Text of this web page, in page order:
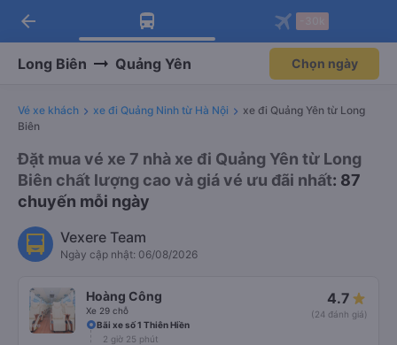
Tải app Vexere ngay!
Nhận ưu đãi thành viên độc
Mở app
Tải app Vexere
-30k/ghế khi đặt vé máy bay qua
Mở app
arrow_back
Long Biên Quảng Yên Chọn ngày
Vé xe khách xe đi Quảng Ninh từ Hà Nội
xe đi Quảng Yên từ Long
Biên
Đặt mua vé xe 7 nhà xe đi Quảng Yên từ Long
Biên chất lượng cao và giá vé ưu đãi nhất: 87
chuyến mỗi ngày
Vexere Team
Ngày cập nhật: 06/08/2026
Hoàng Công
Xe 29 chỗ
4.7
(24 đánh giá)
Bãi xe số 1 Thiên Hiền
2 giờ 25 phút